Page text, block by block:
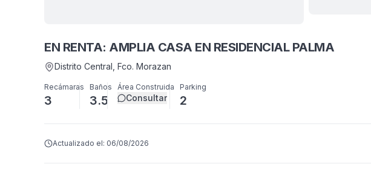
EN RENTA: AMPLIA CASA EN RESIDENCIAL PALMA
Distrito Central , Fco. Morazan
Recámaras
3
Baños
3.5
Área Construida
Consultar
Parking
2
Actualizado el: 06/08/2026